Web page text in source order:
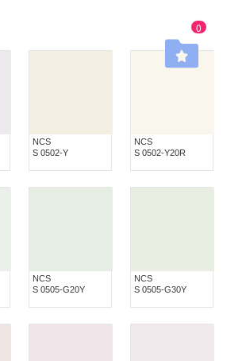
0
NCS
S 0502-Y
NCS
S 0502-Y20R
NCS
S 0505-G20Y
NCS
S 0505-G30Y